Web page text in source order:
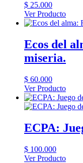
$ 25.000
Ver Producto
Este
tiene
múltiples
variantes.
opciones
se
pueden
elegir
en
la
página
producto
Ecos del
miseria.
$ 60.000
Ver Producto
ECPA:
$ 100.000
Ver Producto